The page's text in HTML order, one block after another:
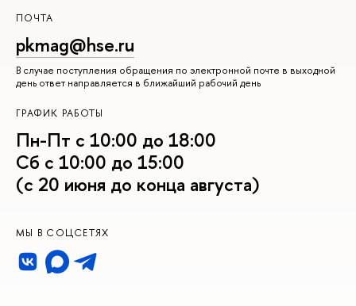
ПОЧТА
pkmag@hse.ru
В случае поступления обращения по электронной почте в выходной
день ответ направляется в ближайший рабочий день
ГРАФИК РАБОТЫ
Пн-Пт с 10:00 до 18:00
Сб с 10:00 до 15:00
(с 20 июня до конца августа)
МЫ В СОЦСЕТЯХ